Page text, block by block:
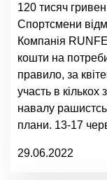
120 тисяч
Спортсмени
Компанія
кошти на
правило, за
участь в
навалу
плани. 13-17
29.06.2022